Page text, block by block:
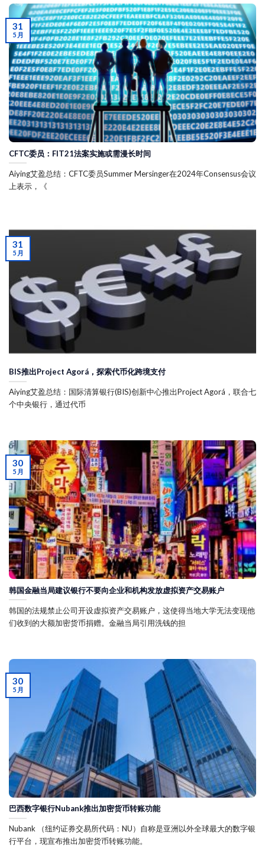
CFTC委员：FIT21法案实施或需漫长时间
Aiying艾盈总结：CFTC委员Summer Mersinger在2024年Consensus会议
上表示，《
31
5 月
BIS推出Project Agorá，探索代币化跨境支付
Aiying艾盈总结：国际清算银行(BIS)创新中心推出Project Agorá，联合七
个中央银行，通过代币
31
5 月
韩国金融当局建议银行不要向企业和机构发放虚拟资产交易账户
韩国的法规禁止公司开设虚拟资产交易账户，这使得当地大学无法变现他
们收到的大额加密货币捐赠。金融当局引用洗钱的担
30
5 月
巴西数字银行Nubank推出加密货币转账功能
Nubank （纽约证券交易所代码：NU）自称是亚洲以外全球最大的数字银
行平台，现宣布推出加密货币转账功能。
30
5 月